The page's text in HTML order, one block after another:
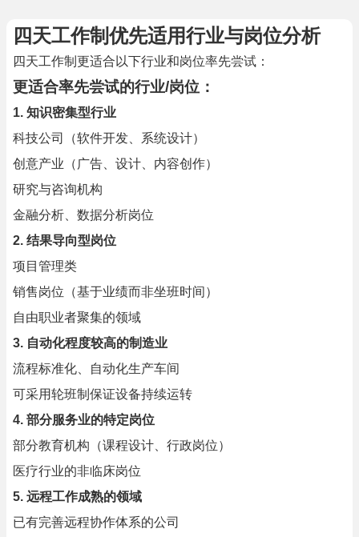
四天工作制优先适用行业与岗位分析
四天工作制更适合以下行业和岗位率先尝试：
更适合率先尝试的行业/岗位：
1. 知识密集型行业
科技公司（软件开发、系统设计）
创意产业（广告、设计、内容创作）
研究与咨询机构
金融分析、数据分析岗位
2. 结果导向型岗位
项目管理类
销售岗位（基于业绩而非坐班时间）
自由职业者聚集的领域
3. 自动化程度较高的制造业
流程标准化、自动化生产车间
可采用轮班制保证设备持续运转
4. 部分服务业的特定岗位
部分教育机构（课程设计、行政岗位）
医疗行业的非临床岗位
5. 远程工作成熟的领域
已有完善远程协作体系的公司